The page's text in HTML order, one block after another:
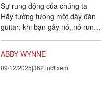
Sự rung động của chúng ta
Hãy tưởng tượng một dây đàn
guitar: khi bạn gảy nó, nó rung
ABBY WYNNE
09/12/2025 362 lượt xem